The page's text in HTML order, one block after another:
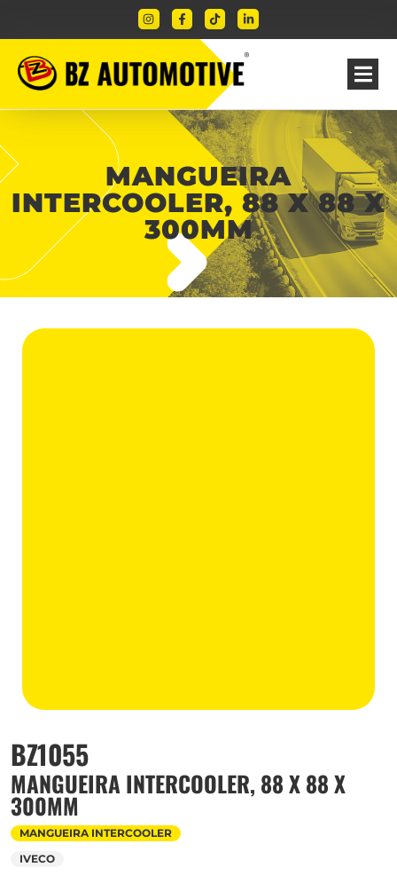
MANGUEIRA
INTERCOOLER, 88 X 88 X
300MM
BZ1055
MANGUEIRA INTERCOOLER, 88 X 88 X
300MM
MANGUEIRA INTERCOOLER
IVECO